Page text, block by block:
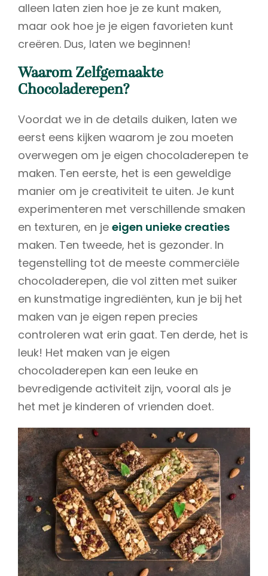
alleen laten zien hoe je ze kunt maken,
maar ook hoe je je eigen favorieten kunt
creëren. Dus, laten we beginnen!
Waarom Zelfgemaakte
Chocoladerepen?
Voordat we in de details duiken, laten we
eerst eens kijken waarom je zou moeten
overwegen om je eigen chocoladerepen te
maken. Ten eerste, het is een geweldige
manier om je creativiteit te uiten. Je kunt
experimenteren met verschillende smaken
en texturen, en je eigen unieke creaties
maken. Ten tweede, het is gezonder. In
tegenstelling tot de meeste commerciële
chocoladerepen, die vol zitten met suiker
en kunstmatige ingrediënten, kun je bij het
maken van je eigen repen precies
controleren wat erin gaat. Ten derde, het is
leuk! Het maken van je eigen
chocoladerepen kan een leuke en
bevredigende activiteit zijn, vooral als je
het met je kinderen of vrienden doet.